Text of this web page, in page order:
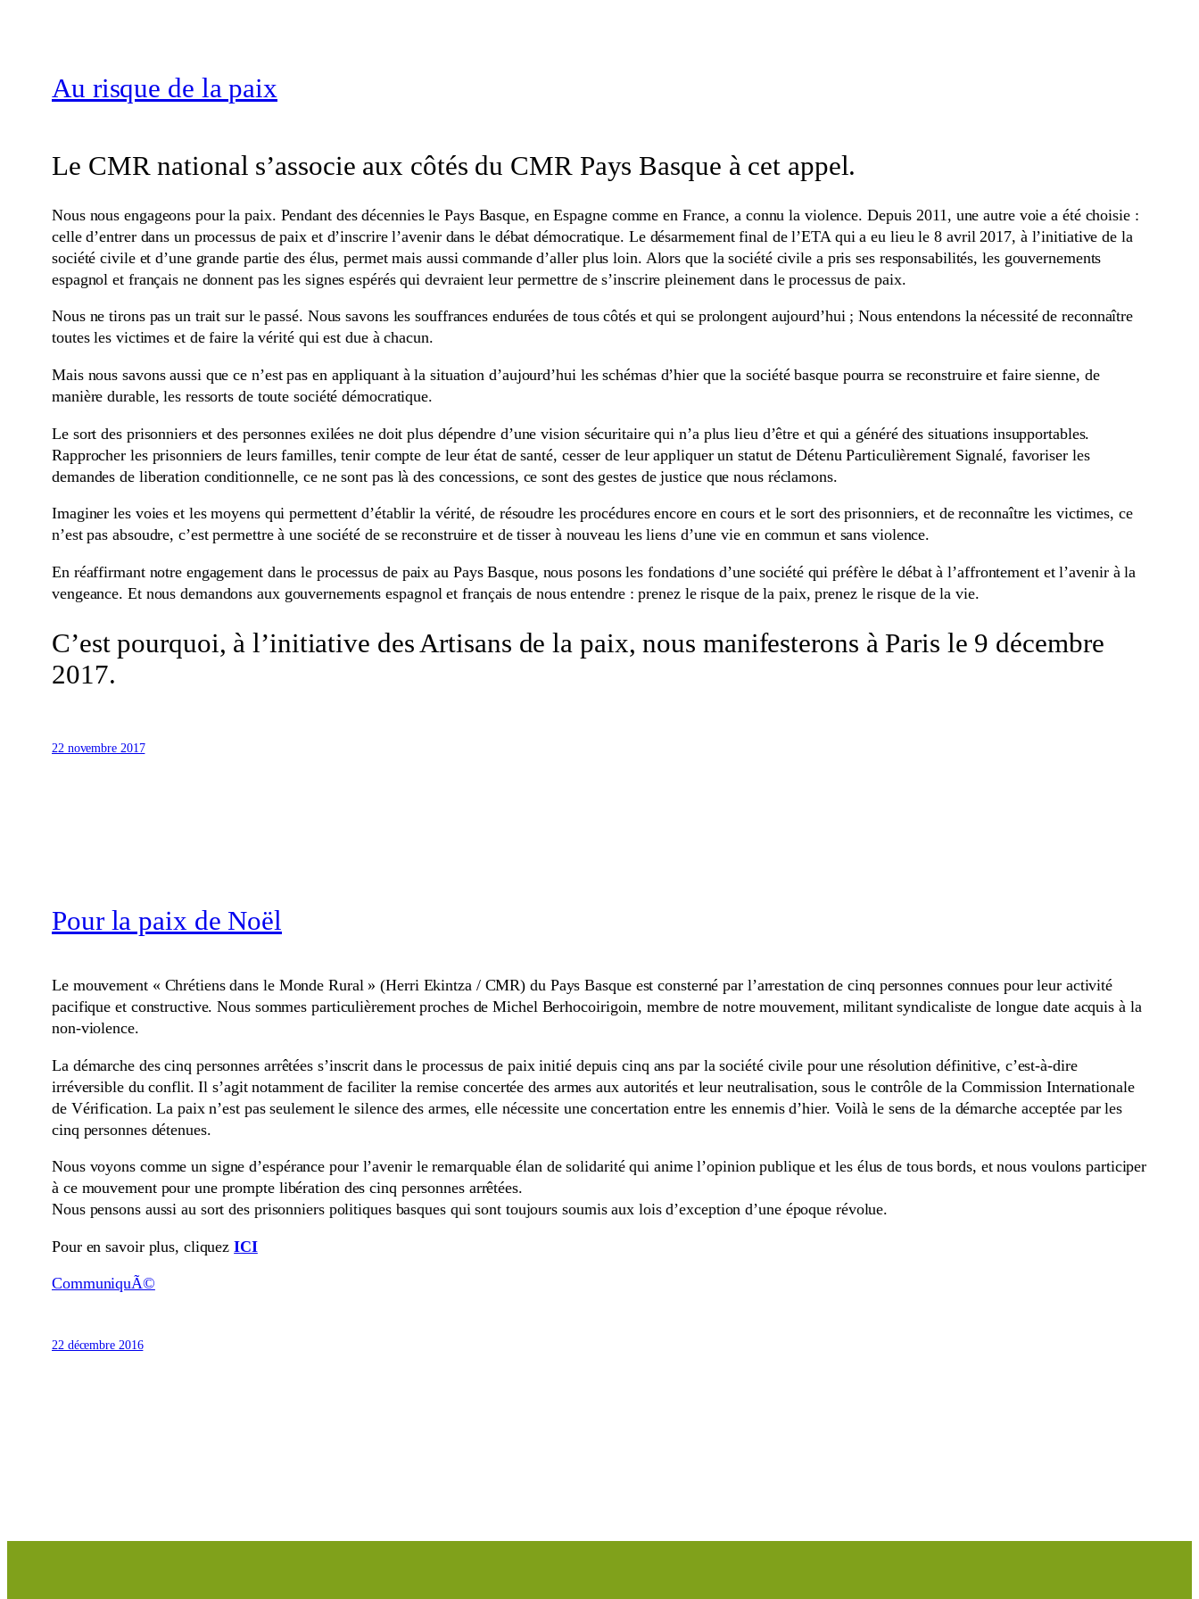
Au risque de la paix
Le CMR national s’associe aux côtés du CMR Pays Basque à cet appel.
Nous nous engageons pour la paix. Pendant des décennies le Pays Basque, en Espagne comme en France, a connu la violence. Depuis 2011, une autre voie a été choisie :
celle d’entrer dans un processus de paix et d’inscrire l’avenir dans le débat démocratique. Le désarmement final de l’ETA qui a eu lieu le 8 avril 2017, à l’initiative de la
société civile et d’une grande partie des élus, permet mais aussi commande d’aller plus loin. Alors que la société civile a pris ses responsabilités, les gouvernements
espagnol et français ne donnent pas les signes espérés qui devraient leur permettre de s’inscrire pleinement dans le processus de paix.
Nous ne tirons pas un trait sur le passé. Nous savons les souffrances endurées de tous côtés et qui se prolongent aujourd’hui ; Nous entendons la nécessité de reconnaître
toutes les victimes et de faire la vérité qui est due à chacun.
Mais nous savons aussi que ce n’est pas en appliquant à la situation d’aujourd’hui les schémas d’hier que la société basque pourra se reconstruire et faire sienne, de
manière durable, les ressorts de toute société démocratique.
Le sort des prisonniers et des personnes exilées ne doit plus dépendre d’une vision sécuritaire qui n’a plus lieu d’être et qui a généré des situations insupportables.
Rapprocher les prisonniers de leurs familles, tenir compte de leur état de santé, cesser de leur appliquer un statut de Détenu Particulièrement Signalé, favoriser les
demandes de liberation conditionnelle, ce ne sont pas là des concessions, ce sont des gestes de justice que nous réclamons.
Imaginer les voies et les moyens qui permettent d’établir la vérité, de résoudre les procédures encore en cours et le sort des prisonniers, et de reconnaître les victimes, ce
n’est pas absoudre, c’est permettre à une société de se reconstruire et de tisser à nouveau les liens d’une vie en commun et sans violence.
En réaffirmant notre engagement dans le processus de paix au Pays Basque, nous posons les fondations d’une société qui préfère le débat à l’affrontement et l’avenir à la
vengeance. Et nous demandons aux gouvernements espagnol et français de nous entendre : prenez le risque de la paix, prenez le risque de la vie.
C’est pourquoi, à l’initiative des Artisans de la paix, nous manifesterons à Paris le 9 décembre
2017.
22 novembre 2017
Pour la paix de Noël
Le mouvement « Chrétiens dans le Monde Rural » (Herri Ekintza / CMR) du Pays Basque est consterné par l’arrestation de cinq personnes connues pour leur activité
pacifique et constructive. Nous sommes particulièrement proches de Michel Berhocoirigoin, membre de notre mouvement, militant syndicaliste de longue date acquis à la
non-violence.
La démarche des cinq personnes arrêtées s’inscrit dans le processus de paix initié depuis cinq ans par la société civile pour une résolution définitive, c’est-à-dire
irréversible du conflit. Il s’agit notamment de faciliter la remise concertée des armes aux autorités et leur neutralisation, sous le contrôle de la Commission Internationale
de Vérification. La paix n’est pas seulement le silence des armes, elle nécessite une concertation entre les ennemis d’hier. Voilà le sens de la démarche acceptée par les
cinq personnes détenues.
Nous voyons comme un signe d’espérance pour l’avenir le remarquable élan de solidarité qui anime l’opinion publique et les élus de tous bords, et nous voulons participer
à ce mouvement pour une prompte libération des cinq personnes arrêtées.
Nous pensons aussi au sort des prisonniers politiques basques qui sont toujours soumis aux lois d’exception d’une époque révolue.
Pour en savoir plus, cliquezICI
CommuniquÃ©
22 décembre 2016